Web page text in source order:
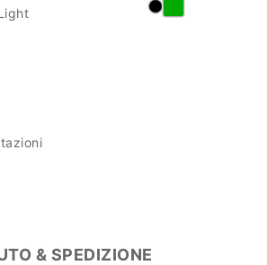
& SPEDIZIONE